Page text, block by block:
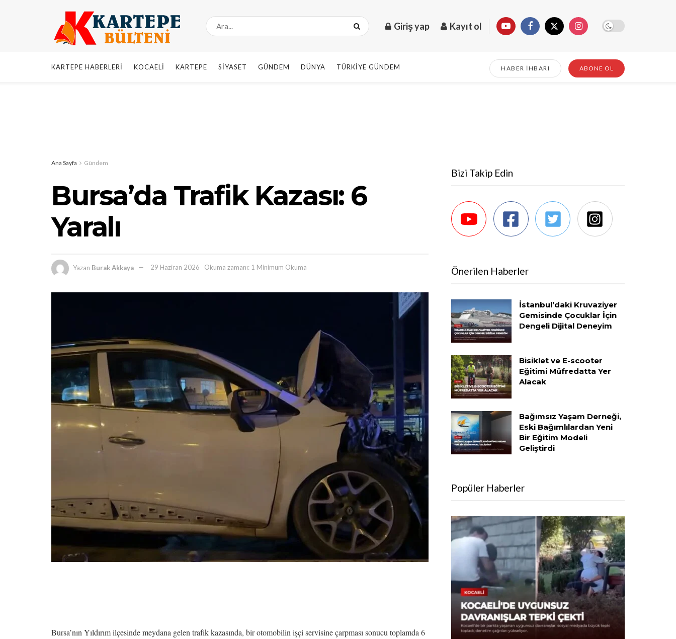
Giriş yap Kayıt ol
KARTEPE HABERLERI KOCAELI KARTEPE SIYASET GÜNDEM DÜNYA TÜRKIYE GÜNDEM HABER İHBARI ABONE OL
Ana Sayfa Gündem
Bursa’da Trafik Kazası: 6
Yaralı
Yazan Burak Akkaya 29 Haziran 2026 Okuma zamanı: 1 Minimum Okuma
Bursa’nın Yıldırım ilçesinde meydana gelen trafik kazasında, bir otomobilin işçi servisine çarpması sonucu toplamda 6
Bizi Takip Edin
Önerilen Haberler
İstanbul’daki Kruvaziyer
Gemisinde Çocuklar İçin
Dengeli Dijital Deneyim
Bisiklet ve E-scooter
Eğitimi Müfredatta Yer
Alacak
Bağımsız Yaşam Derneği,
Eski Bağımlılardan Yeni
Bir Eğitim Modeli
Geliştirdi
Popüler Haberler